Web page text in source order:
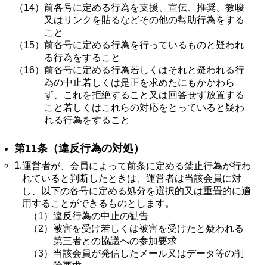
（14） 前各号に定める行為を支援、宣伝、推奨、教唆
又はリンクを貼るなどその他の幇助行為をする
こと
（15） 前各号に定める行為を行っているものと疑われ
る行為をすること
（16） 前各号に定める行為若しくはそれと疑われる行
為の中止若しくは是正を求めたにもかかわら
ず、これを拒絶すること又は回答せず放置する
こと若しくはこれらの対応をとっていると疑わ
れる行為をすること
第11条（違反行為の対処）
1.運営者が、会員によって前条に定める禁止行為が行わ
れていると判断したときは、運営者は当該会員に対
し、以下の各号に定める処分を選択的又は重畳的に適
用することができるものとします。
（1） 違反行為の中止の勧告
（2） 被害を受け若しくは被害を受けたと疑われる
第三者との協議への参加要求
（3） 当該会員が発信したメール又はデータ等の削